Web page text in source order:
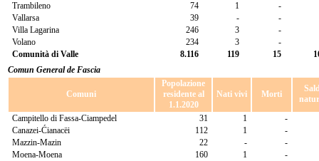
Trambileno
74 1
-
Vallarsa
39 -
-
Villa Lagarina
246 3
-
Volano
234 3
-
Comunità di Valle
8.116 119 15
Comun General de Fascia
Comuni
Popolazione
residente al
1.1.2020
Nati vivi Morti
Campitello di Fassa-Ciampedel
31 1
-
Canazei-Ćianacëi
112 1
-
Mazzin-Mazin
22 -
-
Moena-Moena
160 1
-